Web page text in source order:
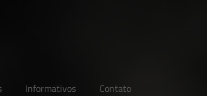
Informativos Contato